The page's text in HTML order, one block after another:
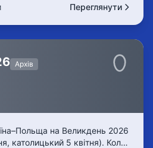
Переглянути
Архів
на Великдень 2026
католицький 5 квітня). Коли